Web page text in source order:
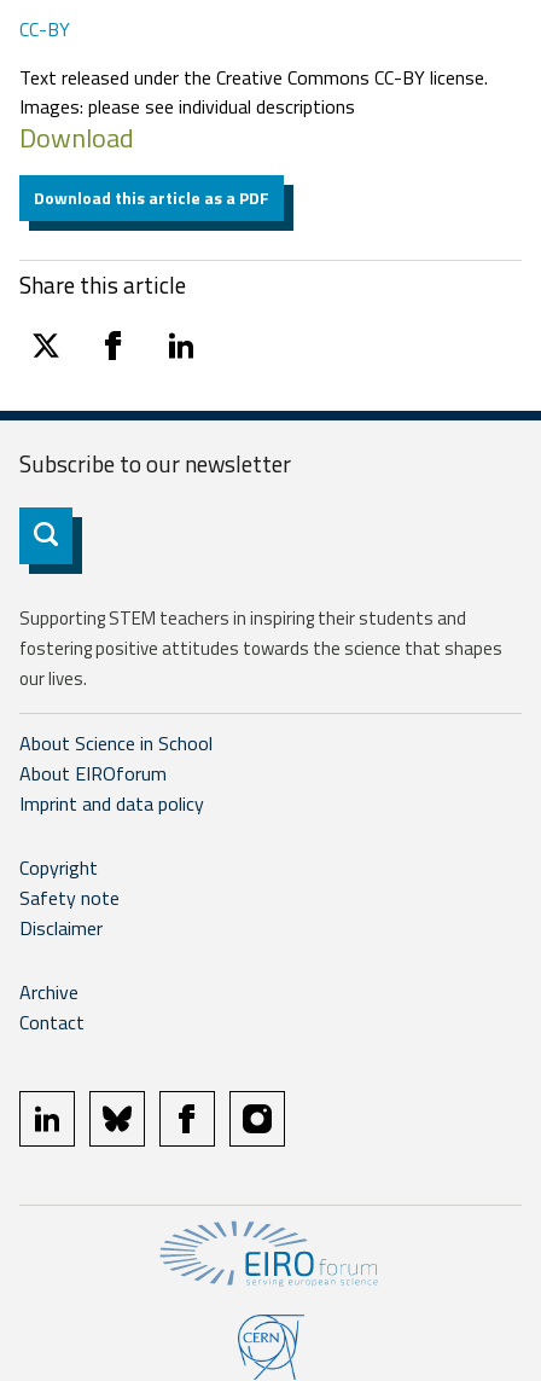
CC-BY
Text released under the Creative Commons CC-BY license.
Images: please see individual descriptions
Download
Download this article as a PDF
Share this article
twitter facebooklinkedin
Subscribe to ournewsletter
Subscribe
Supporting STEM teachers in inspiring their students and
fostering positive attitudes towards the science that shapes
our lives.
About Science in School
About EIROforum
Imprint and data policy
Copyright
Safety note
Disclaimer
Archive
Contact
linkedin bluesky facebookinstagram